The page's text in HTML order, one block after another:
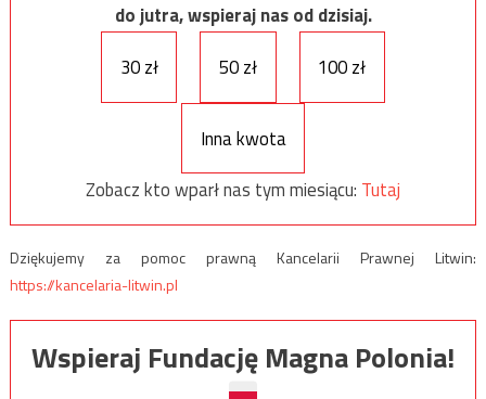
do jutra, wspieraj nas od dzisiaj.
30 zł
50 zł 100 zł
Inna kwota
Zobacz kto wparł nas tym miesiącu: Tutaj
Dziękujemy za pomoc prawną Kancelarii Prawnej Litwin:
https://kancelaria-litwin.pl
Wspieraj Fundację Magna Polonia!